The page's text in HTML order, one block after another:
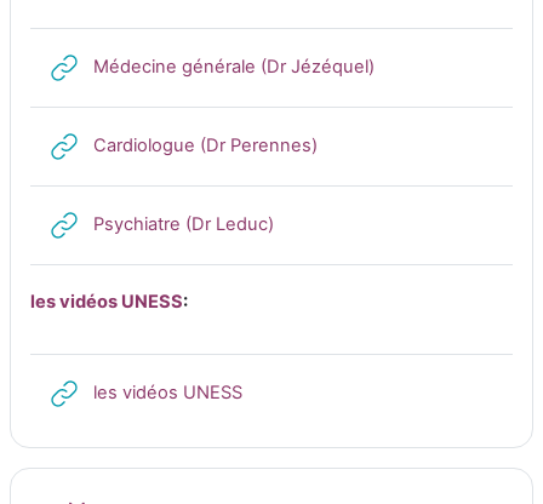
Médecine générale (Dr Jézéquel)
Cardiologue (Dr Perennes)
Psychiatre (Dr Leduc)
les vidéos UNESS:
les vidéos UNESSURL